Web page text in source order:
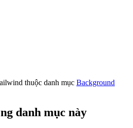
thuộc danh mục Background
danh mục này